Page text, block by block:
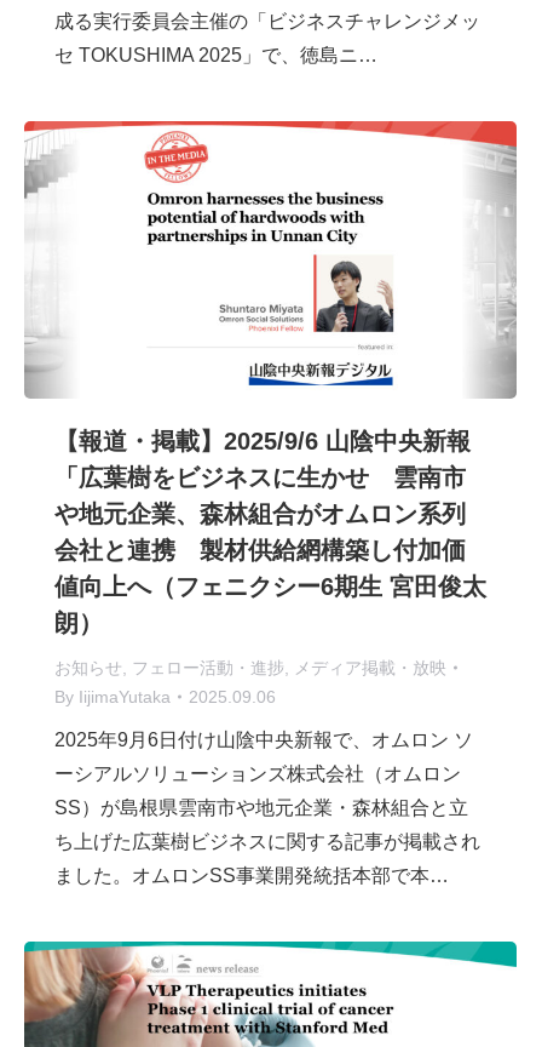
成る実行委員会主催の「ビジネスチャレンジメッ
セ TOKUSHIMA 2025」で、徳島ニ…
【報道・掲載】2025/9/6 山陰中央新報
「広葉樹をビジネスに生かせ 雲南市
や地元企業、森林組合がオムロン系列
会社と連携 製材供給網構築し付加価
値向上へ（フェニクシー6期生 宮田俊太
朗）
お知らせ フェロー活動・進捗
メディア掲載・放映
By IijimaYutaka 2025.09.06
2025年9月6日付け山陰中央新報で、オムロン ソ
ーシアルソリューションズ株式会社（オムロン
SS）が島根県雲南市や地元企業・森林組合と立
ち上げた広葉樹ビジネスに関する記事が掲載され
ました。オムロンSS事業開発統括本部で本…